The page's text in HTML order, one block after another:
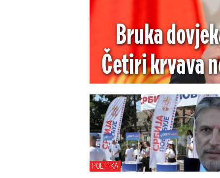
Bruka
Četiri krvava
POLITIKA